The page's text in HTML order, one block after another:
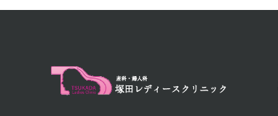
投
ナ